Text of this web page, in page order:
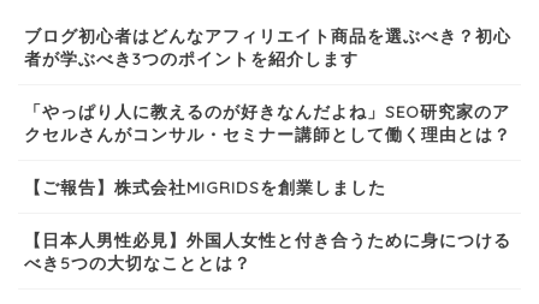
ブログ初心者はどんなアフィリエイト商品を選ぶべき？初心
者が学ぶべき3つのポイントを紹介します
「やっぱり人に教えるのが好きなんだよね」SEO研究家のア
クセルさんがコンサル・セミナー講師として働く理由とは？
【ご報告】株式会社MIGRIDSを創業しました
【日本人男性必見】外国人女性と付き合うために身につける
べき5つの大切なこととは？